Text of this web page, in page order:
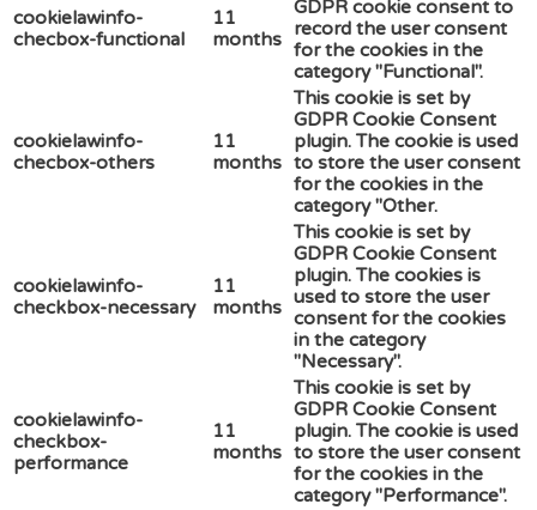
cookielawinfo-
checbox-functional
11
months
GDPR cookie consent to
record the user consent
for the cookies in the
category "Functional".
cookielawinfo-
checbox-others
11
months
This cookie is set by
GDPR Cookie Consent
plugin. The cookie is used
to store the user consent
for the cookies in the
category "Other.
cookielawinfo-
checkbox-necessary
11
months
This cookie is set by
GDPR Cookie Consent
plugin. The cookies is
used to store the user
consent for the cookies
in the category
"Necessary".
cookielawinfo-
checkbox-
performance
11
months
This cookie is set by
GDPR Cookie Consent
plugin. The cookie is used
to store the user consent
for the cookies in the
category "Performance".